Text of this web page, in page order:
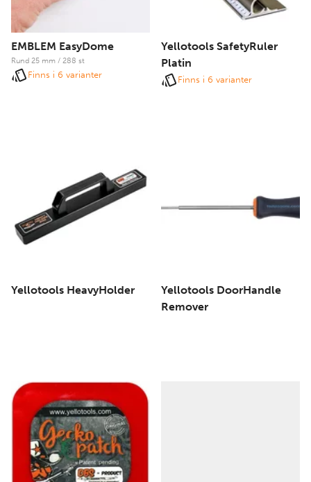
EMBLEM EasyDome
Rund 25 mm / 288 st
Finns i 6 varianter
Yellotools SafetyRuler
Platin
Finns i 6 varianter
Yellotools HeavyHolder
Yellotools DoorHandle
Remover